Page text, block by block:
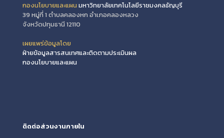
กองนโยบายและแผน มหาวิทยาลัยเทคโนโลยีราชมงคลธัญบุรี
39 หมู่ที่ 1 ตำบลคลองหก อำเภอคลองหลวง
จังหวัดปทุมธานี 12110
เผยแพร่ข้อมูลโดย
ฝ่ายข้อมูลสารสนเทศและติดตามประเมินผล
กองนโยบายและแผน
ติดต่อส่วนงานภายใน